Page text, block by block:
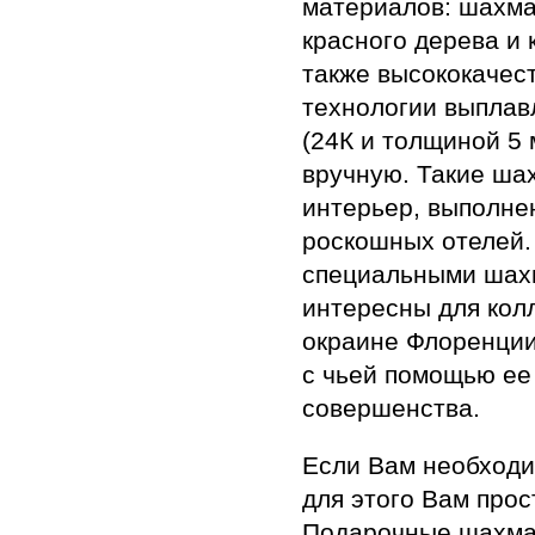
материалов:
красного дерева
также
технологии
(24К и толщиной 5
вручную. Такие
интерьер,
роскошных
специальными
интересны для
окраине
с чьей помощью ее
совершенства.
Если Вам
для этого Вам